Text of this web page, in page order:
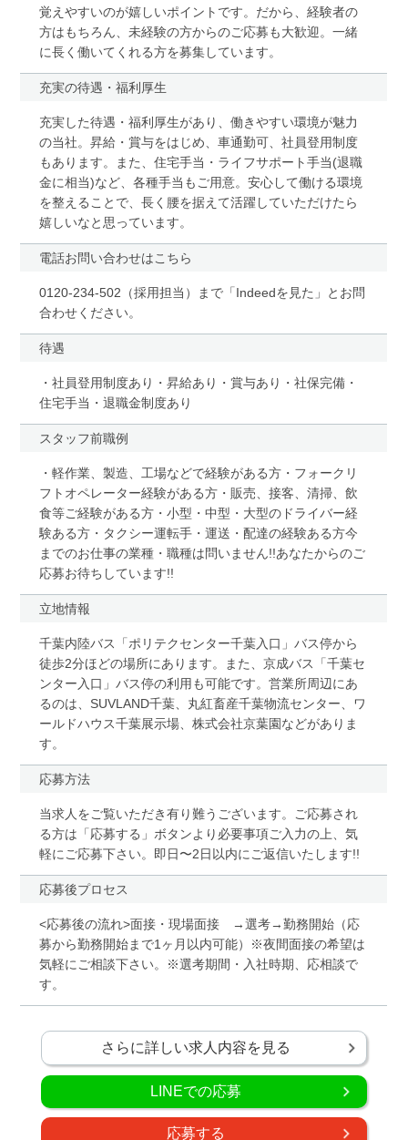
覚えやすいのが嬉しいポイントです。だから、経験者の
方はもちろん、未経験の方からのご応募も大歓迎。一緒
に長く働いてくれる方を募集しています。
充実の待遇・福利厚生
充実した待遇・福利厚生があり、働きやすい環境が魅力
の当社。昇給・賞与をはじめ、車通勤可、社員登用制度
もあります。また、住宅手当・ライフサポート手当(退職
金に相当)など、各種手当もご用意。安心して働ける環境
を整えることで、長く腰を据えて活躍していただけたら
嬉しいなと思っています。
電話お問い合わせはこちら
0120-234-502（採用担当）まで「Indeedを見た」とお問
合わせください。
待遇
・社員登用制度あり・昇給あり・賞与あり・社保完備・
住宅手当・退職金制度あり
スタッフ前職例
・軽作業、製造、工場などで経験がある方・フォークリ
フトオペレーター経験がある方・販売、接客、清掃、飲
食等ご経験がある方・小型・中型・大型のドライバー経
験ある方・タクシー運転手・運送・配達の経験ある方今
までのお仕事の業種・職種は問いません!!あなたからのご
応募お待ちしています!!
立地情報
千葉内陸バス「ポリテクセンター千葉入口」バス停から
徒歩2分ほどの場所にあります。また、京成バス「千葉セ
ンター入口」バス停の利用も可能です。営業所周辺にあ
るのは、SUVLAND千葉、丸紅畜産千葉物流センター、ワ
ールドハウス千葉展示場、株式会社京葉園などがありま
す。
応募方法
当求人をご覧いただき有り難うございます。ご応募され
る方は「応募する」ボタンより必要事項ご入力の上、気
軽にご応募下さい。即日〜2日以内にご返信いたします!!
応募後プロセス
<応募後の流れ>面接・現場面接 →選考→勤務開始（応
募から勤務開始まで1ヶ月以内可能）※夜間面接の希望は
気軽にご相談下さい。※選考期間・入社時期、応相談で
す。
さらに詳しい求人内容を見る
LINEでの応募
応募する